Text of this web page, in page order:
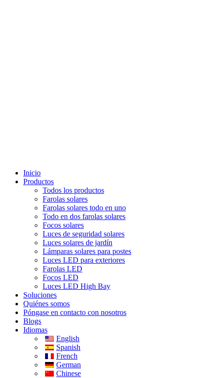
Inicio
Productos
Todos los productos
Farolas solares
Farolas solares todo en uno
Todo en dos farolas solares
Focos solares
Luces de seguridad solares
Luces solares de jardín
Lámparas solares para postes
Luces LED para exteriores
Farolas LED
Focos LED
Luces LED High Bay
Soluciones
Quiénes somos
Póngase en contacto con nosotros
Blogs
Idiomas
English
Spanish
French
German
Chinese